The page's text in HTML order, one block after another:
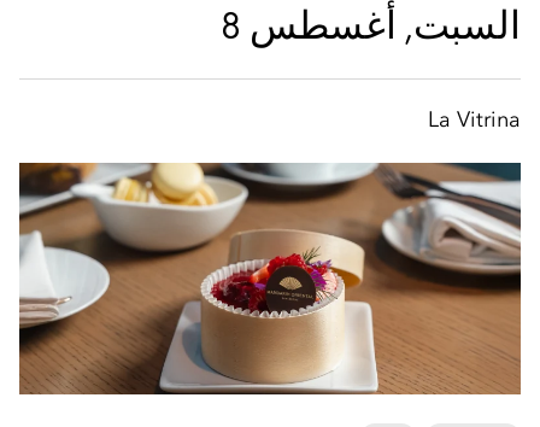
السبت, أغسطس 8
La Vitrina